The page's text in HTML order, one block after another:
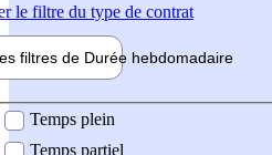
le filtre du type de contrat
filtres de Durée hebdomadaire
Temps plein
Temps partiel